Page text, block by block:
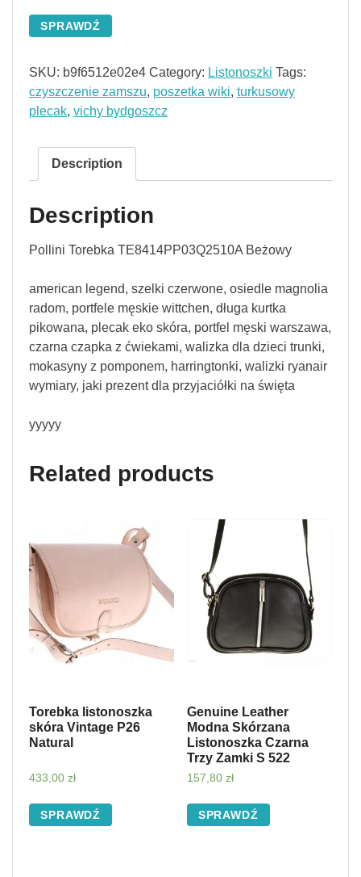
SPRAWDŹ
SKU: b9f6512e02e4 Category: Listonoszki Tags:
czyszczenie zamszu, poszetka wiki, turkusowy
plecak, vichy bydgoszcz
Description
Description
Pollini Torebka TE8414PP03Q2510A Beżowy
american legend, szelki czerwone, osiedle magnolia
radom, portfele męskie wittchen, długa kurtka
pikowana, plecak eko skóra, portfel męski warszawa,
czarna czapka z ćwiekami, walizka dla dzieci trunki,
mokasyny z pomponem, harringtonki, walizki ryanair
wymiary, jaki prezent dla przyjaciółki na święta
yyyyy
Related products
Torebka listonoszka
skóra Vintage P26
Natural
433,00 zł
SPRAWDŹ
Genuine Leather
Modna Skórzana
Listonoszka Czarna
Trzy Zamki S 522
157,80 zł
SPRAWDŹ